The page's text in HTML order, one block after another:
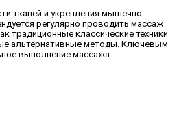
тканей и укрепления мышечно-
регулярно проводить массаж
традиционные классические техники
альтернативные методы. Ключевым
выполнение массажа.